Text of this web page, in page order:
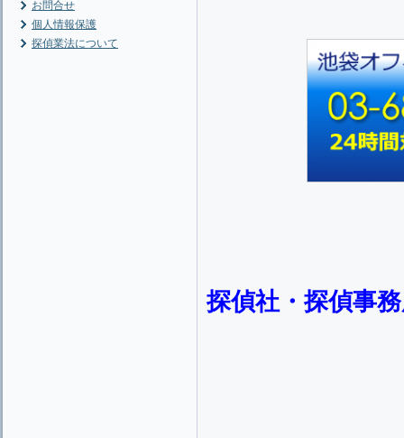
お問合せ
個人情報保護
探偵業法について
探偵社・探偵事